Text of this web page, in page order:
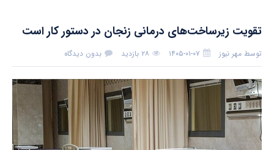
تقویت زیرساخت‌های درمانی زنجان در دستور کار است
توسط مهر نیوز ۱۴۰۵-۰۱-۰۷ ۲۸ بازدید بدون دیدگاه